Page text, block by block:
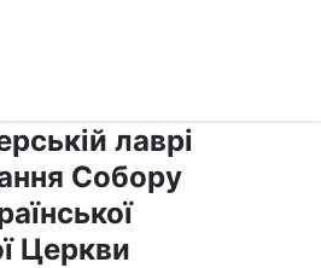
лаврі
Собору
Церкви